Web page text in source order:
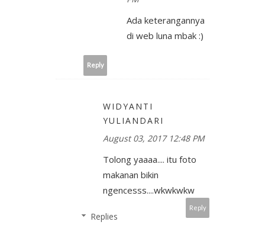
Ada keterangannya
di web luna mbak :)
Reply
WIDYANTI
YULIANDARI
August 03, 2017 12:48 PM
Tolong yaaaa.... itu foto
makanan bikin
ngencesss....wkwkwkw
Reply
Replies